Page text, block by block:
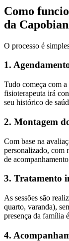
Como
da
O processo é
1.
Tudo começa com a
fisioterapeuta irá
seu histórico de
2. Montagem
Com base na
personalizado, com
de
3. Tratamento
As sessões são
quarto, varanda),
presença da família
4.